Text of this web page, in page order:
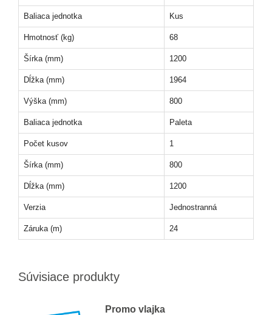
Baliaca jednotka Kus
Hmotnosť (kg) 68
Šírka (mm) 1200
Dĺžka (mm) 1964
Výška (mm) 800
Baliaca jednotka Paleta
Počet kusov 1
Šírka (mm) 800
Dĺžka (mm) 1200
Verzia Jednostranná
Záruka (m) 24
Súvisiace produkty
Promo vlajka